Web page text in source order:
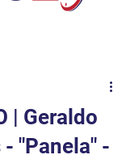
| Geraldo
"Panela" -